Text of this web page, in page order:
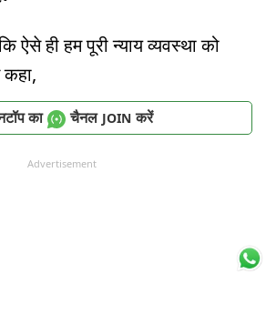
ऐसे ही हम पूरी न्याय व्यवस्था को
का चैनल JOIN करें
Advertisement